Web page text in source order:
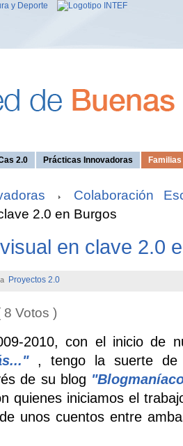
2.0 Prácticas Innovadoras
Colaboración
2.0 en Burgos
en clave 2.0
Proyectos 2.0
8 Votos )
2010, con el inicio de
, tengo la suerte de
de su blog
quienes iniciamos el
unos cuentos entre